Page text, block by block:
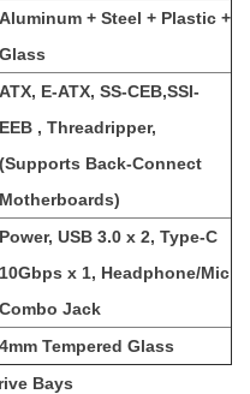
Aluminum + Steel + Plastic +
Glass
ATX, E-ATX, SS-CEB,SSI-
EEB , Threadripper,
(Supports Back-Connect
Motherboards)
Power, USB 3.0 x 2, Type-C
10Gbps x 1, Headphone/Mic
Combo Jack
4mm Tempered Glass
Bays